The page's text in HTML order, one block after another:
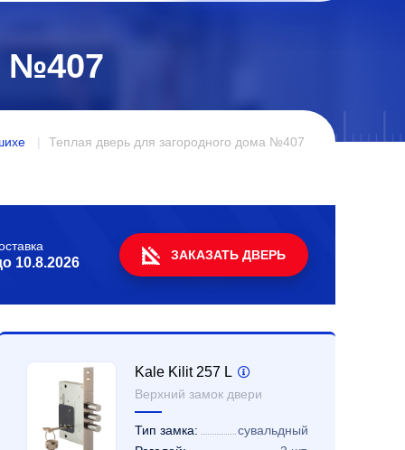
Теплая дверь для загородного дома №407
10.8.2026 ЗАКАЗАТЬ ДВЕРЬ
Kale Kilit 257 L
Верхний замок двери
Тип замка:
сувальдный